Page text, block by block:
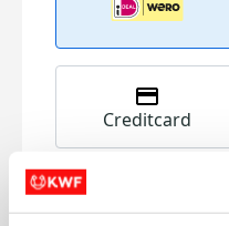
Creditcard